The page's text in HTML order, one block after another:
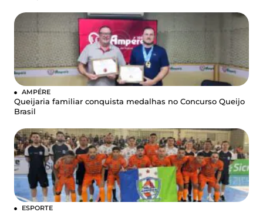
AMPÉRE
Queijaria familiar conquista medalhas no Concurso Queijo
Brasil
ESPORTE